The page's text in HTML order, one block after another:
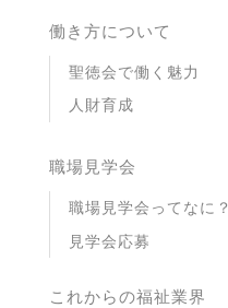
働き方について
聖徳会で働く魅力
人財育成
職場見学会
職場見学会ってなに？
見学会応募
これからの福祉業界